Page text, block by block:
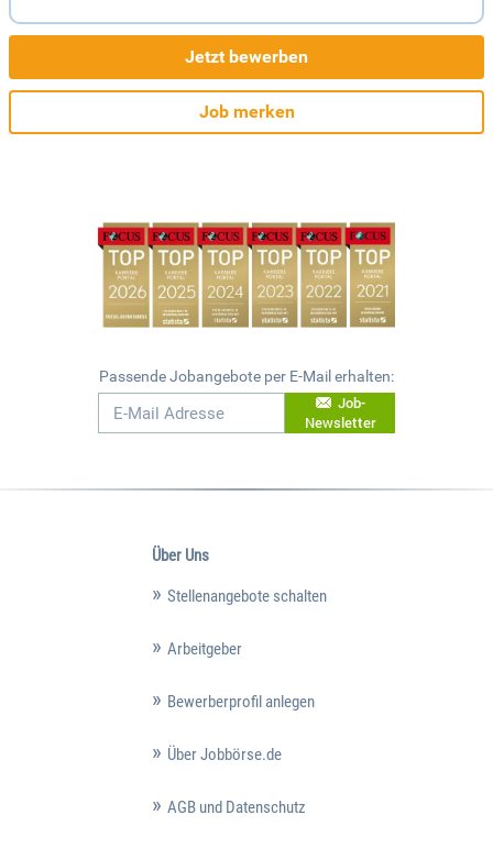
Jetzt bewerben
Job merken
Passende Jobangebote per E-Mail erhalten:
Job-
Newsletter
Über Uns
Stellenangebote schalten
Arbeitgeber
Bewerberprofil anlegen
Über Jobbörse.de
AGB und Datenschutz